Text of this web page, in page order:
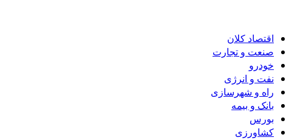
اقتصاد کلان
صنعت و تجارت
خودرو
نفت و انرژی
راه و شهرسازی
بانک و بیمه
بورس
کشاورزی